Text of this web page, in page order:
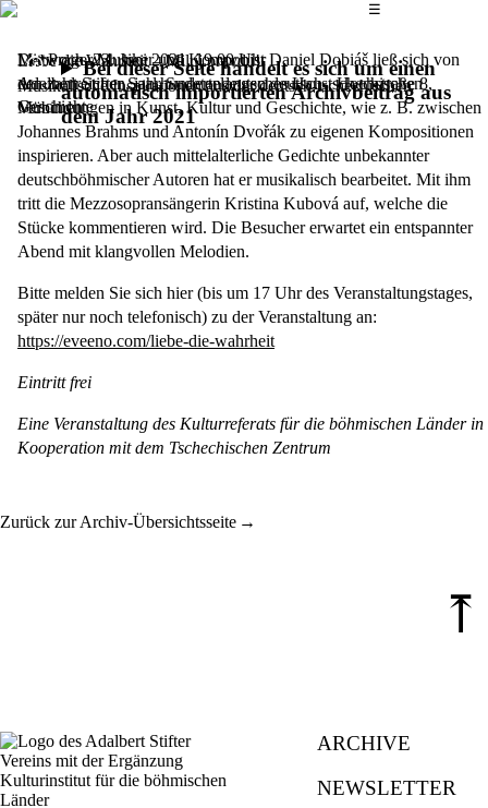
Das
☰
Bei dieser Seite handelt es sich um einen
automatisch importierten Archivbeitrag aus
dem Jahr 2021
Liebe die Wahrheit – Miluj pravdu!
Musikalische Inspirationen aus der deutsch-tschechischen
Geschichte
Der Prager Musiker und KomponistDaniel Dobiáš ließ sich von
den zahlreichen, jahrhundertelangen deutsch-tschechischen
Verbindungen in Kunst, Kultur und Geschichte, wie z. B. zwischen
Johannes Brahms und Antonín Dvořák zu eigenen Kompositionen
inspirieren. Aber auch mittelalterliche Gedichte unbekannter
deutschböhmischer Autoren hat er musikalisch bearbeitet. Mit ihm
tritt die Mezzosopransängerin Kristina Kubová auf, welche die
Stücke kommentieren wird. Die Besucher erwartet ein entspannter
Abend mit klangvollen Melodien.
Bitte melden Sie sich hier (bis um 17 Uhr des Veranstaltungstages,
später nur noch telefonisch) zu der Veranstaltung an:
https://eveeno.com/liebe-die-wahrheit
Eintritt frei
Eine Veranstaltung des Kulturreferats für die böhmischen Länder in
Kooperation mit dem Tschechischen Zentrum
Mittwoch, 23. Juni 2021,19.00 Uhr
Adalbert Stifter Saal, Sudetendeutsches Haus, Hochstraße 8,
München
Zurück zur Archiv-Übersichtsseite
⤒
ARCHIVE
NEWSLETTER